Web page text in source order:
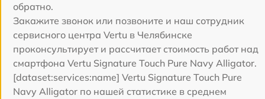
обратно.
Закажите звонок или позвоните и наш сотрудник
сервисного центра Vertu в Челябинске
проконсультирует и рассчитает стоимость работ над
смартфона Vertu Signature Touch Pure Navy Alligator.
[dataset:services:name] Vertu Signature Touch Pure
Navy Alligator по нашей статистике в среднем